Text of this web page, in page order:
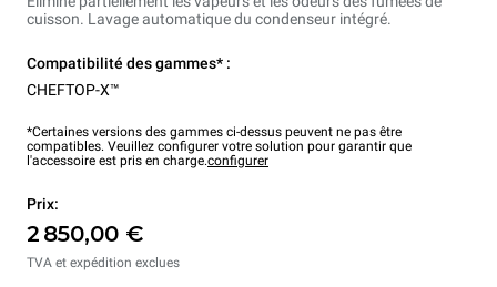
cuisson. Lavage automatique du condenseur intégré.
Compatibilité des gammes* :
CHEFTOP-X™
*Certaines versions des gammes ci-dessus peuvent ne pas être
compatibles. Veuillez configurer votre solution pour garantir que
l'accessoire est pris en charge.configurer
Prix:
2 850,00 €
TVA et expédition exclues